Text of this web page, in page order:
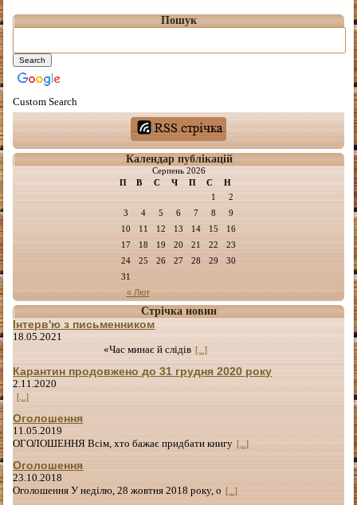
Пошук
Custom Search
Календар публікацій
Серпень 2026
П
В С Ч П С Н
« Лют
1
2
3
4 5 6 7 8
9
10
11 12 13 14 15
16
17
18 19 20 21 22
23
24
25 26 27 28 29
30
31
Стрічка новин
Інтерв'ю з письменником
18.05.2021
«Час минає й слідів [...]
Карантин продовжено до 31 грудня 2020 року
2.11.2020
[...]
Оголошення
11.05.2019
ОГОЛОШЕННЯ Всім, хто бажає придбати книгу [...]
Оголошення
23.10.2018
Оголошення У неділю, 28 жовтня 2018 року, о [...]